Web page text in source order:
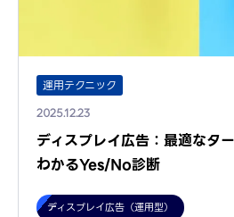
運用テクニック
2025.12.23
ディスプレイ広告：最適なタ
わかるYes/No診断
ディスプレイ広告（運用型）